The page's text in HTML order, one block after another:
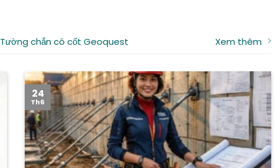
Tường chắn có cốt Geoquest Xem thêm
24
Th6